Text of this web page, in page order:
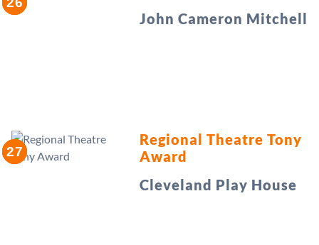
John Cameron Mitchell
Regional Theatre Tony
Award
Cleveland Play House